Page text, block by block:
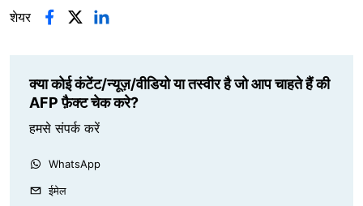
शेयर
क्या कोई कंटेंट/न्यूज़/वीडियो या तस्वीर है जो आप चाहते हैं की
AFP फ़ैक्ट चेक करे?
हमसे संपर्क करें
WhatsApp
ईमेल